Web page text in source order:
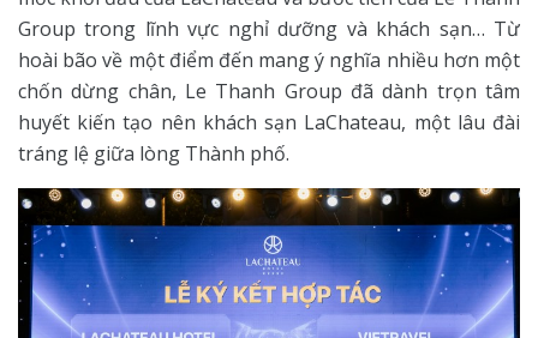
Group trong lĩnh vực nghỉ dưỡng và khách sạn… Từ
hoài bão về một điểm đến mang ý nghĩa nhiều hơn một
chốn dừng chân, Le Thanh Group đã dành trọn tâm
huyết kiến tạo nên khách sạn LaChateau, một lâu đài
tráng lệ giữa lòng Thành phố.